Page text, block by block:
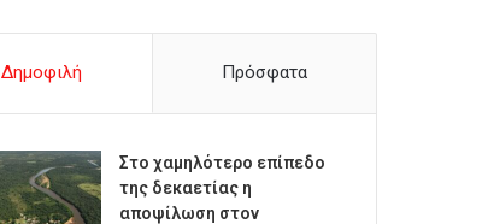
Δημοφιλή Πρόσφατα
Στο χαμηλότερο επίπεδο
της δεκαετίας η
αποψίλωση στον